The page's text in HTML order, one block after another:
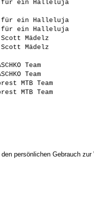
ein Halleluja
ein Halleluja
ein Halleluja
Mädelz
Mädelz
Team
Team
MTB Team
MTB Team
persönlichen Gebrauch